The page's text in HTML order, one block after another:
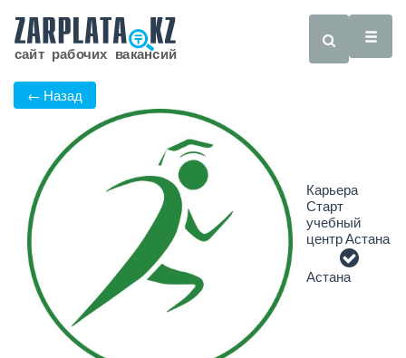
← Назад
Карьера
Старт
учебный
центр Астана
Астана